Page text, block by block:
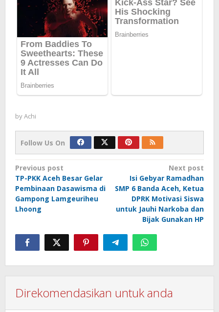
byAchi
Follow Us On
Post
navigation
Previous post
TP-PKK Aceh Besar Gelar
Pembinaan Dasawisma di
Gampong Lamgeuriheu
Lhoong
Next post
Isi Gebyar Ramadhan
SMP 6 Banda Aceh, Ketua
DPRK Motivasi Siswa
untuk Jauhi Narkoba dan
Bijak Gunakan HP
Direkomendasikan untuk anda